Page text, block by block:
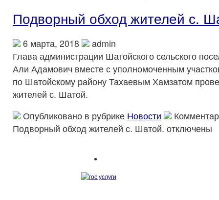
Подворный обход жителей с.
6 марта, 2018
admin
Глава администрации Шатойского сельского
Али Адамович вместе с уполномоченным
по Шатойскому району Тахаевым Хамзатом
жителей с. Шатой.
Опубликовано в рубрике Новости
Подворный обход жителей с. Шатой. отключены